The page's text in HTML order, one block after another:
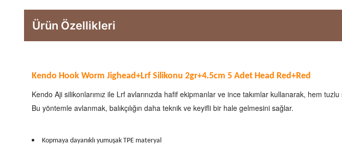
Ürün Özellikleri
Kendo Hook Worm Jighead+Lrf Silikonu 2gr+4.5cm 5 Adet Head Red+Red
Kendo Aji silikonlarımız ile Lrf avlarınızda hafif ekipmanlar ve ince takımlar kullanarak, hem
Bu yöntemle avlanmak, balıkçılığın daha teknik ve keyifli bir hale gelmesini sağlar.
Kopmaya dayanıklı yumuşak TPE materyal